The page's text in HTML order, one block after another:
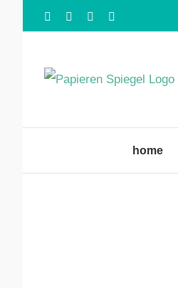
Facebook Instagram
home